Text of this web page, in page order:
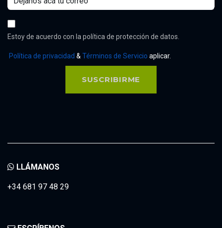
Estoy de acuerdo con la política de protección de datos.
Política de privacidad & Términos de Servicio aplicar.
SUSCRIBIRME
LLÁMANOS
+34 681 97 48 29